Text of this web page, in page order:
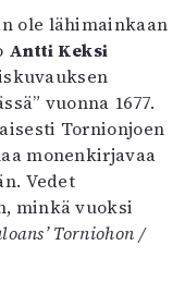
ole lähimainkaan
Antti Keksi
vuonna 1677.
Tornionjoen
monenkirjavaa
Vedet
minkä vuoksi
Torniohon /